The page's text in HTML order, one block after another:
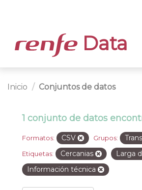
Data
Inicio Conjuntos de datos
1 conjunto de datos
Formatos: CSV Grupos:
Etiquetas: Cercanias
Larga
Información técnica